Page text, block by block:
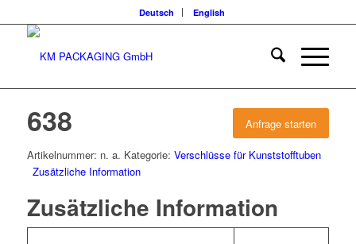
Deutsch English
Anfrage starten
638
Artikelnummer: n. a. Kategorie: Verschlüsse für Kunststofftuben
Zusätzliche Information
Zusätzliche Information